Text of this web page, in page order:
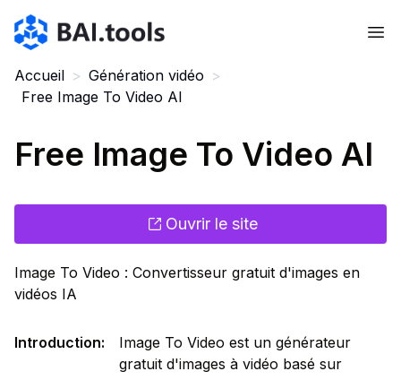
Bai.tools
Accueil > Génération vidéo >
Free Image To Video AI
Free Image To Video AI
Ouvrir le site
Image To Video : Convertisseur gratuit d'images en
vidéos IA
Introduction:
Image To Video est un générateur
gratuit d'images à vidéo basé sur